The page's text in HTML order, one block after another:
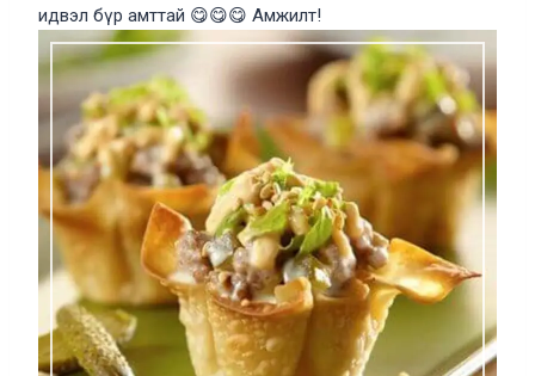
идвэл бүр амттай 😋😋😋 Амжилт!